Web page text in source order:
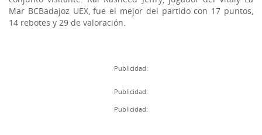
Mar BCBadajoz UEX, fue el mejor del partido con 17 puntos,
14 rebotes y 29 de valoración.
Publicidad:
Publicidad:
Publicidad: